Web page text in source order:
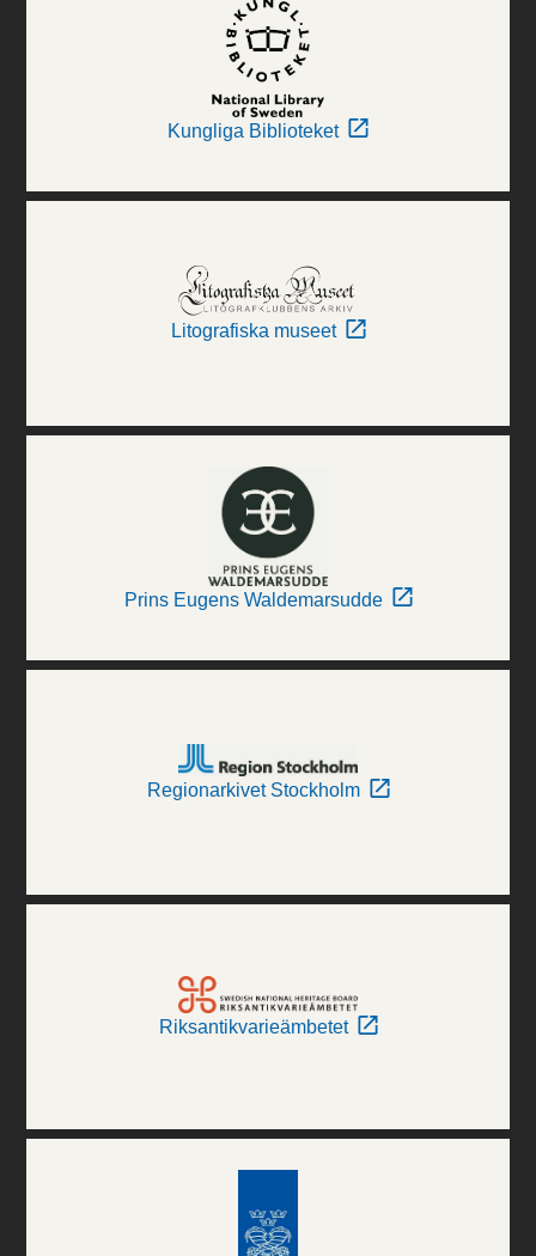
Kungliga Biblioteket
Litografiska museet
Prins Eugens Waldemarsudde
Regionarkivet Stockholm
Riksantikvarieämbetet